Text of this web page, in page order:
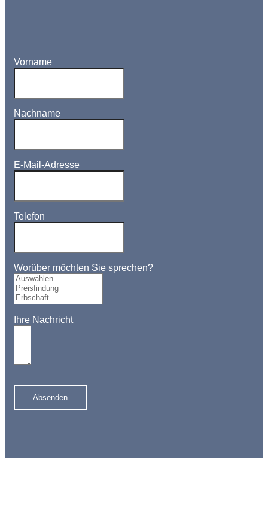
Vorname
Nachname
E-Mail-Adresse
Telefon
Worüber möchten Sie sprechen?
Ihre Nachricht
Absenden